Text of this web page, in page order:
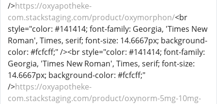
/>https://oxyapotheke-
com.stackstaging.com/product/oxymorphon/<br
style="color: #141414; font-family: Georgia, 'Times New
Roman', Times, serif; font-size: 14.6667px; background-
color: #fcfcff;" /><br style="color: #141414; font-family:
Georgia, 'Times New Roman', Times, serif; font-size:
14.6667px; background-color: #fcfcff;"
/>https://oxyapotheke-
com.stackstaging.com/product/oxynorm-5mg-10mg-